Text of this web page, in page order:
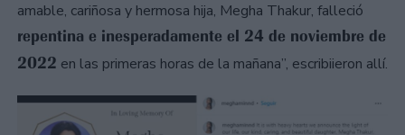
amable, cariñosa y hermosa hija, Megha Thakur, falleció
repentina e inesperadamente el 24 de noviembre de
2022 en las primeras horas de la mañana”, escribiieron allí.